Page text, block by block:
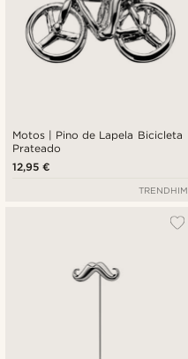
Motos | Pino de Lapela Bicicleta
Prateado
12,95 €
TRENDHIM